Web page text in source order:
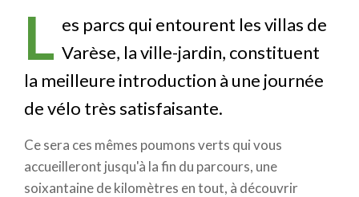
L es parcs qui entourent les villas de
Varèse, la ville-jardin, constituent
la meilleure introduction à une journée
de vélo très satisfaisante.
Ce sera ces mêmes poumons verts qui vous
accueilleront jusqu'à la fin du parcours, une
soixantaine de kilomètres en tout, à découvrir